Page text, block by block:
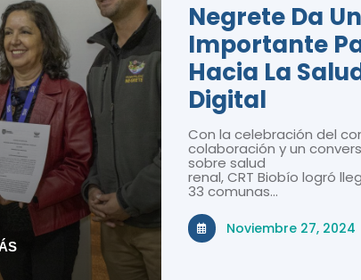
Negrete Da Un
Importante
Hacia La
Digital
Con la celebración del
colaboración y un
sobre salud
renal, CRT Biobío logró
33 comunas…
Noviembre 27, 2024